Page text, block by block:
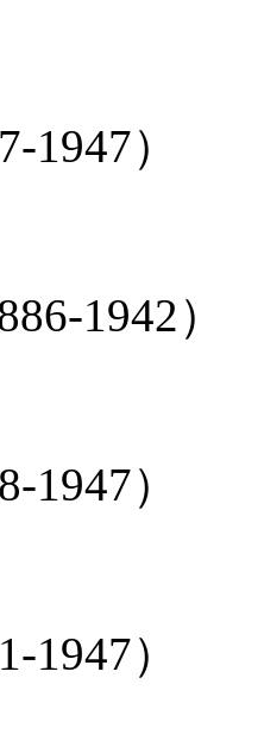
1947）
1942）
1947）
）